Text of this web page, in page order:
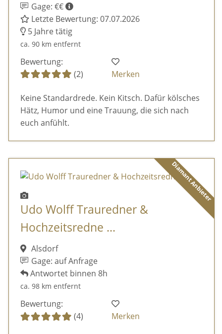
Gage: €€
Letzte Bewertung: 07.07.2026
5 Jahre tätig
ca. 90 km entfernt
Bewertung:
(2)
Merken
Keine Standardrede. Kein Kitsch. Dafür kölsches
Hätz, Humor und eine Trauung, die sich nach
euch anfühlt.
Diamant Anbieter
Udo Wolff Trauredner &
Hochzeitsredne ...
Alsdorf
Gage: auf Anfrage
Antwortet binnen 8h
ca. 98 km entfernt
Bewertung:
(4)
Merken